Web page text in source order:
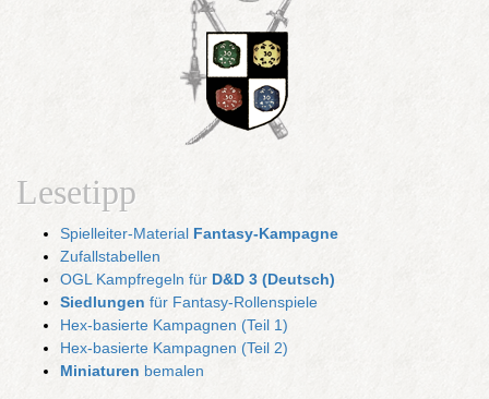
Lesetipp
Spielleiter-Material Fantasy-Kampagne
Zufallstabellen
OGL Kampfregeln für D&D 3 (Deutsch)
Siedlungen für Fantasy-Rollenspiele
Hex-basierte Kampagnen (Teil 1)
Hex-basierte Kampagnen (Teil 2)
Miniaturen bemalen